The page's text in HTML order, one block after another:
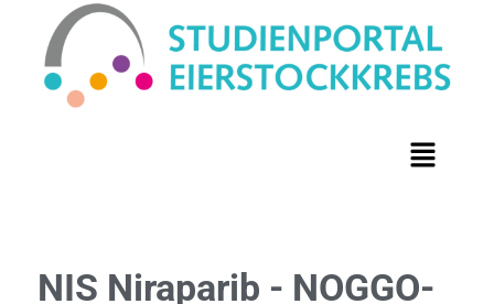
NIS Niraparib - NOGGO-